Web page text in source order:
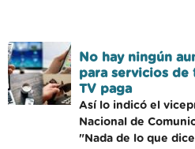
No hay ningún
para servicios
TV paga
Así lo indicó el
Nacional de
"Nada de lo que